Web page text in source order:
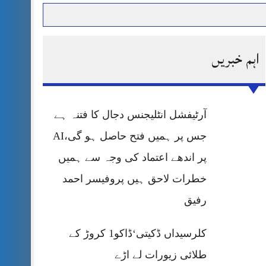
پر قربان
اہم خبریں
آرٹیفشل انٹلیجنس دجال کا فتنہ ہے
جس پر ہمیں فتح حاصل ہو گی،AI
پر اندھے اعتماد کی وجہ سے ہمیں
خطرات لاحق ہیں پروفیسر احمد
رفیق
کلرسیداں ڈکیتی‘ڈاکو1 کروڑ کے
طلائی زیورات لے اڑے